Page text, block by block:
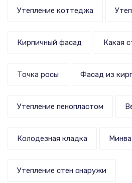
Утепление коттеджа
Кирпичный фасад Какая
Точка росы Фасад из
Утепление пенопластом
Колодезная кладка
Утепление стен снаружи